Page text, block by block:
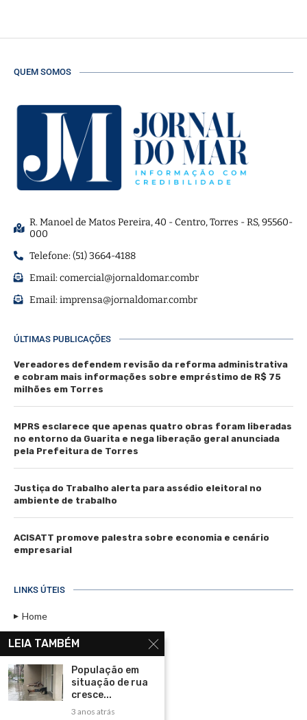
QUEM SOMOS
R. Manoel de Matos Pereira, 40 - Centro, Torres - RS, 95560-
000
Telefone: (51) 3664-4188
Email:comercial@jornaldomar.combr
Email:imprensa@jornaldomar.combr
ÚLTIMAS PUBLICAÇÕES
Vereadores defendem revisão da reforma administrativa
e cobram mais informações sobre empréstimo de R$ 75
milhões em Torres
MPRS esclarece que apenas quatro obras foram liberadas
no entorno da Guarita e nega liberação geral anunciada
pela Prefeitura de Torres
Justiça do Trabalho alerta para assédio eleitoral no
ambiente de trabalho
ACISATT promove palestra sobre economia e cenário
empresarial
LINKS ÚTEIS
Home
Assinar
Contato
Política de Privacidade
Rádio Maristela - Ao Vivo
LEIA TAMBÉM
População em
situação de rua
cresce...
3 anos atrás